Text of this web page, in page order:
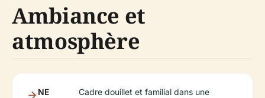
Ambiance et
atmosphère
NE
Cadre douillet et familial dans une